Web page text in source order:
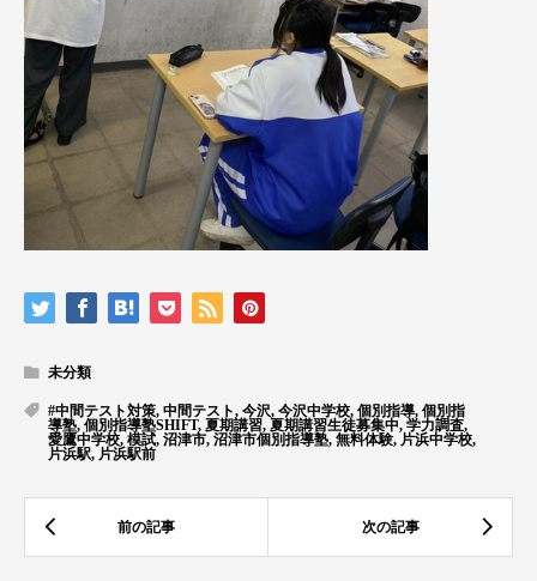
未分類
#中間テスト対策, 中間テスト, 今沢, 今沢中学校, 個別指導, 個別指
導塾, 個別指導塾SHIFT, 夏期講習, 夏期講習生徒募集中, 学力調査,
愛鷹中学校, 模試, 沼津市, 沼津市個別指導塾, 無料体験, 片浜中学校,
片浜駅, 片浜駅前